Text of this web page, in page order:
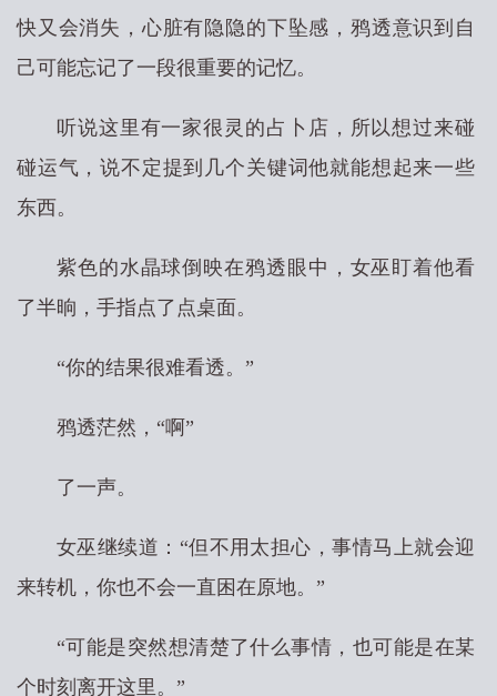
快又会消失，心脏有隐隐的下坠感，鸦透意识到自
己可能忘记了一段很重要的记忆。
听说这里有一家很灵的占卜店，所以想过来碰
碰运气，说不定提到几个关键词他就能想起来一些
东西。
紫色的水晶球倒映在鸦透眼中，女巫盯着他看
了半晌，手指点了点桌面。
“你的结果很难看透。”
鸦透茫然，“啊”
了一声。
女巫继续道：“但不用太担心，事情马上就会迎
来转机，你也不会一直困在原地。”
“可能是突然想清楚了什么事情，也可能是在某
个时刻离开这里。”